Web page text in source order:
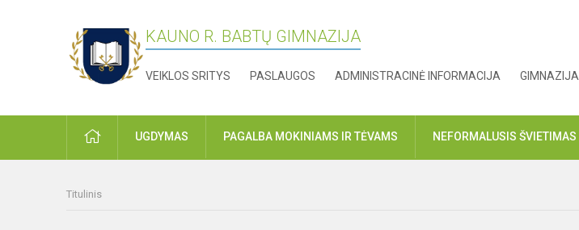
KAUNO R. BABTŲ GIMNAZIJA
VEIKLOS SRITYS PASLAUGOS ADMINISTRACINĖ INFORMACIJA GIMNAZIJA
PRADŽIAUGDYMAS PAGALBA MOKINIAMS IR TĖVAMS NEFORMALUSIS ŠVIETIMAS
Titulinis